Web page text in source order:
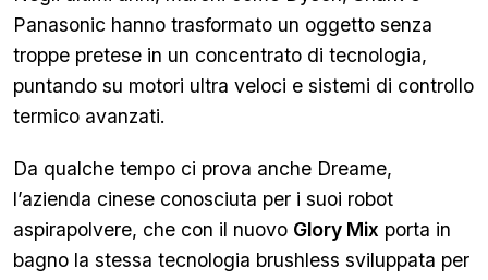
Panasonic hanno trasformato un oggetto senza
troppe pretese in un concentrato di tecnologia,
puntando su motori ultra veloci e sistemi di controllo
termico avanzati.
Da qualche tempo ci prova anche Dreame,
l’azienda cinese conosciuta per i suoi robot
aspirapolvere, che con il nuovo Glory Mix porta in
bagno la stessa tecnologia brushless sviluppata per